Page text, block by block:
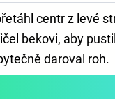
centr z levé
bekovi, aby
daroval roh.